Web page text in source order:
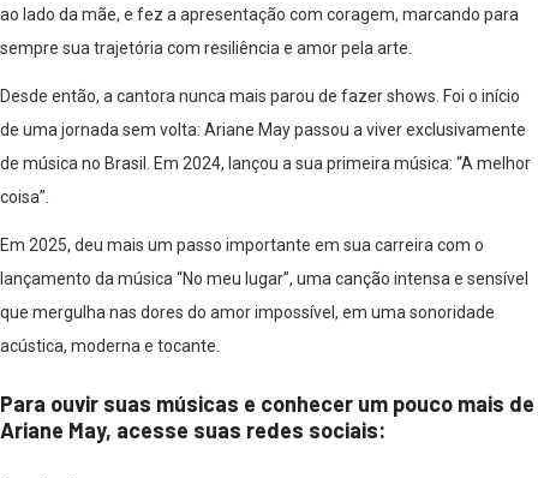
ao lado da mãe, e fez a apresentação com coragem, marcando para
sempre sua trajetória com resiliência e amor pela arte.
Desde então, a cantora nunca mais parou de fazer shows. Foi o início
de uma jornada sem volta: Ariane May passou a viver exclusivamente
de música no Brasil. Em 2024, lançou a sua primeira música: “A melhor
coisa”.
Em 2025, deu mais um passo importante em sua carreira com o
lançamento da música “No meu lugar”, uma canção intensa e sensível
que mergulha nas dores do amor impossível, em uma sonoridade
acústica, moderna e tocante.
Para ouvir suas músicas e conhecer um pouco mais de
Ariane May, acesse suas redes sociais: